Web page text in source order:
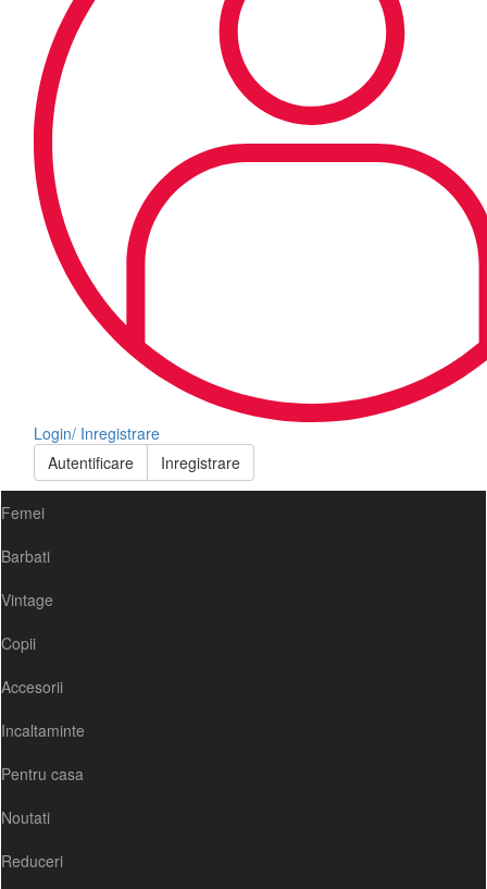
Login/ Inregistrare
Autentificare
Inregistrare
Femei
Barbati
Vintage
Copii
Accesorii
Incaltaminte
Pentru casa
Noutati
Reduceri